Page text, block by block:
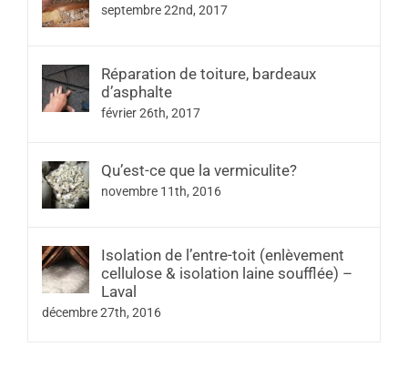
septembre 22nd, 2017
Réparation de toiture, bardeaux
d’asphalte
février 26th, 2017
Qu’est-ce que la vermiculite?
novembre 11th, 2016
Isolation de l’entre-toit (enlèvement
cellulose & isolation laine soufflée) –
Laval
décembre 27th, 2016